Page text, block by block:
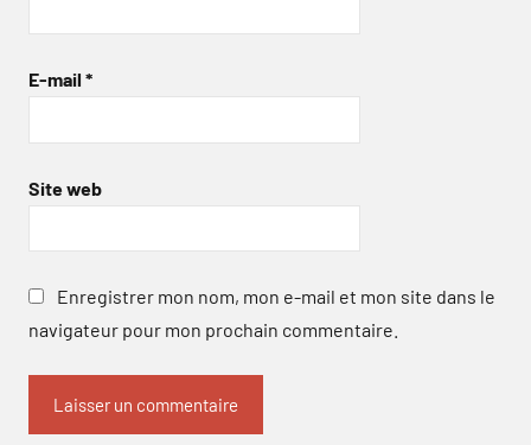
E-mail *
Site web
Enregistrer mon nom, mon e-mail et mon site dans le
navigateur pour mon prochain commentaire.